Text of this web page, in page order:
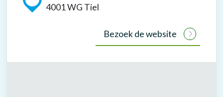
4001 WG Tiel
Bezoek de website